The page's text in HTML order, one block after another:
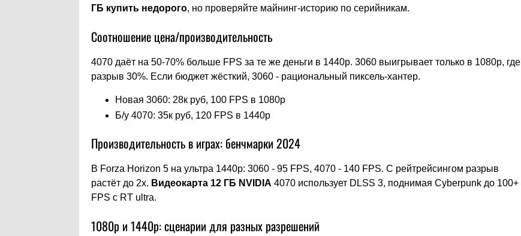
ГБ купить недорого, но проверяйте майнинг-историю по серийникам.
Соотношение цена/производительность
4070 даёт на 50-70% больше FPS за те же деньги в 1440p. 3060 выигрывает только в 1080p, где
разрыв 30%. Если бюджет жёсткий, 3060 - рациональный пиксель-хантер.
Новая 3060: 28к руб, 100 FPS в 1080p
Б/у 4070: 35к руб, 120 FPS в 1440p
Производительность в играх: бенчмарки 2024
В Forza Horizon 5 на ультра 1440p: 3060 - 95 FPS, 4070 - 140 FPS. С рейтрейсингом разрыв
растёт до 2x. Видеокарта 12 ГБ NVIDIA 4070 использует DLSS 3, поднимая Cyberpunk до 100+
FPS с RT ultra.
1080p и 1440p: сценарии для разных разрешений